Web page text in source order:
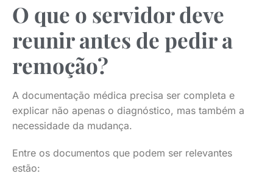
O que o servidor deve
reunir antes de pedir a
remoção?
A documentação médica precisa ser completa e
explicar não apenas o diagnóstico, mas também a
necessidade da mudança.
Entre os documentos que podem ser relevantes
estão: